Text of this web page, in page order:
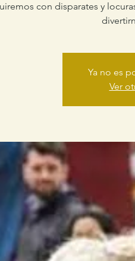
con disparates y
Ya no es
Ver